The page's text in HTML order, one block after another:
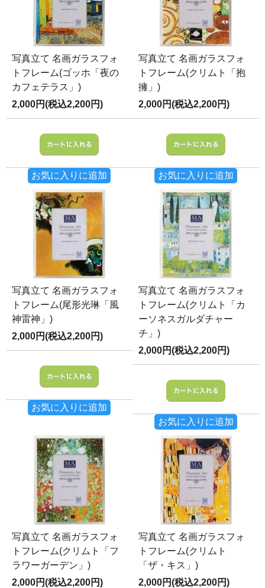
写真立て 名画ガラスフォ
トフレーム(ゴッホ「夜の
カフェテラス」)
2,000円(税込2,200円)
お気に入りに追加
写真立て 名画ガラスフォ
トフレーム(クリムト「抱
擁」)
2,000円(税込2,200円)
お気に入りに追加
写真立て 名画ガラスフォ
トフレーム(尾形光琳「風
神雷神」)
2,000円(税込2,200円)
お気に入りに追加
写真立て 名画ガラスフォ
トフレーム(クリムト「カ
ーソネスガルダチャー
チ」)
2,000円(税込2,200円)
お気に入りに追加
写真立て 名画ガラスフォ
トフレーム(クリムト「フ
ラワーガーデン」)
2,000円(税込2,200円)
写真立て 名画ガラスフォ
トフレーム(クリムト
「ザ・キス」)
2,000円(税込2,200円)